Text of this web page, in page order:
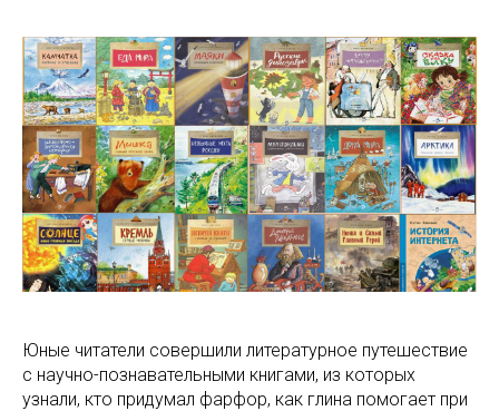
Юные читатели совершили литературное путешествие
с научно-познавательными книгами, из которых
узнали, кто придумал фарфор, как глина помогает при